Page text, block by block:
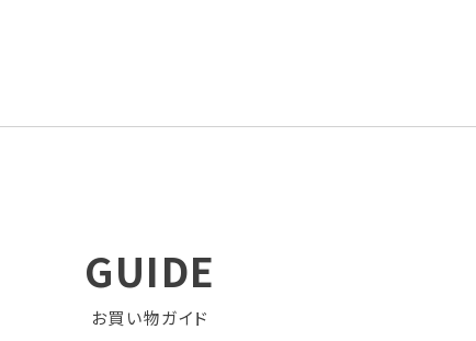
GUIDE
お買い物ガイド